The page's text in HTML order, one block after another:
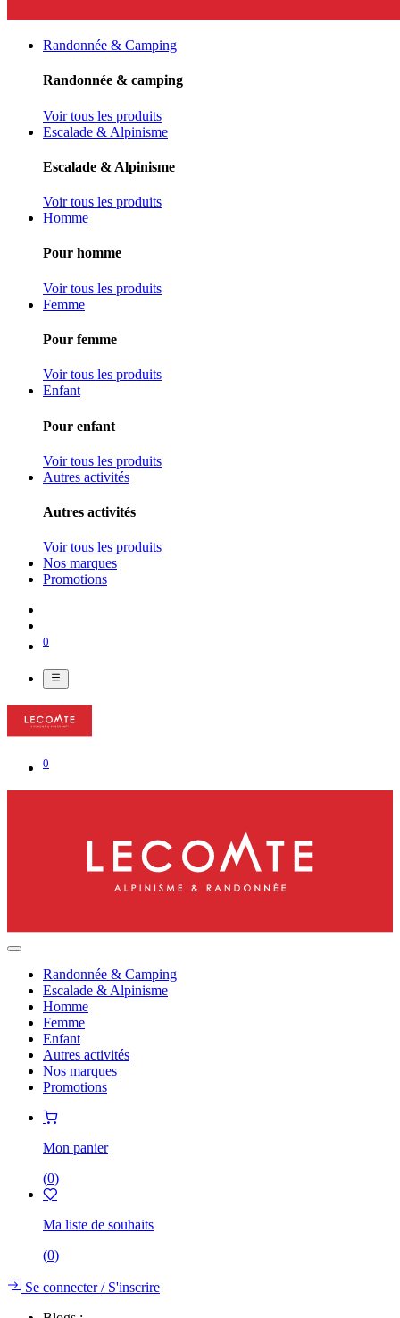
Randonnée & Camping
Randonnée & camping
Voir tous les produits
Escalade & Alpinisme
Escalade & Alpinisme
Voir tous les produits
Homme
Pour homme
Voir tous les produits
Femme
Pour femme
Voir tous les produits
Enfant
Pour enfant
Voir tous les produits
Autres activités
Autres activités
Voir tous les produits
Nos marques
Promotions
0
0
Randonnée & Camping
Escalade & Alpinisme
Homme
Femme
Enfant
Autres activités
Nos marques
Promotions
Mon panier
(0)
Ma liste de souhaits
(0)
Se connecter/S'inscrire